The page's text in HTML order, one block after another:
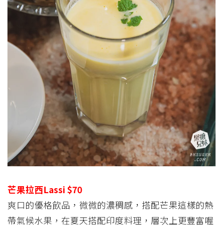
芒果拉西Lassi $70
爽口的優格飲品，微微的濃稠感，搭配芒果這樣的熱
帶氣候水果，在夏天搭配印度料理，層次上更豐富喔